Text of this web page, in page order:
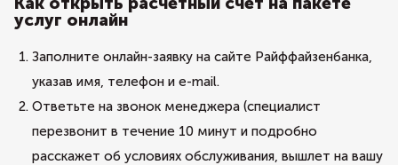
услуг онлайн
Заполните онлайн-заявку на сайте Райффайзенбанка,
указав имя, телефон и e-mail.
Ответьте на звонок менеджера (специалист
перезвонит в течение 10 минут и подробно
расскажет об условиях обслуживания, вышлет на вашу